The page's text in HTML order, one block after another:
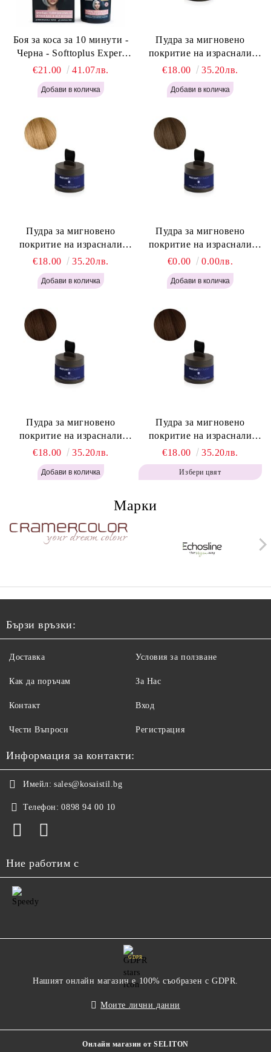
Боя за коса за 10 минути -
Черна - Softtoplus Expert
Woman Black 400мл
€21.00 41.07лв.
Пудра за мигновено
покритие на израснали
корени Светло Русо - Labor
Pro Instant Retouch Powder -
Light Blonde H646
€18.00 35.20лв.
Пудра за мигновено
покритие на израснали
корени Русо - Labor Pro
Instant Retouch Powder -
Blonde H645
€18.00 35.20лв.
Пудра за мигновено
покритие на израснали
корени Светло Кафяво -
Labor Pro Instant Retouch
Powder - Light Brown H644
€0.00 0.00лв.
Пудра за мигновено
покритие на израснали
корени Топло Кафяво -
Labor Pro Instant Retouch
Powder - Warm Brown H643
€18.00 35.20лв.
Пудра за мигновено
покритие на израснали
корени Кафяво - Labor Pro
Instant Retouch Powder -
Brown H642
€18.00 35.20лв.
Избери цвят
Марки
Бързи връзки:
Доставка
Как да поръчам
Контакт
Чести Въпроси
Условия за ползване
За Нас
Вход
Регистрация
Информация за контакти:
Имейл: sales@kosaistil.bg
Телефон: 0898 94 00 10
Ние работим с
GDPR
Нашият онлайн магазин е 100% съобразен с GDPR.
Моите лични данни
Онлайн магазин от SELITON